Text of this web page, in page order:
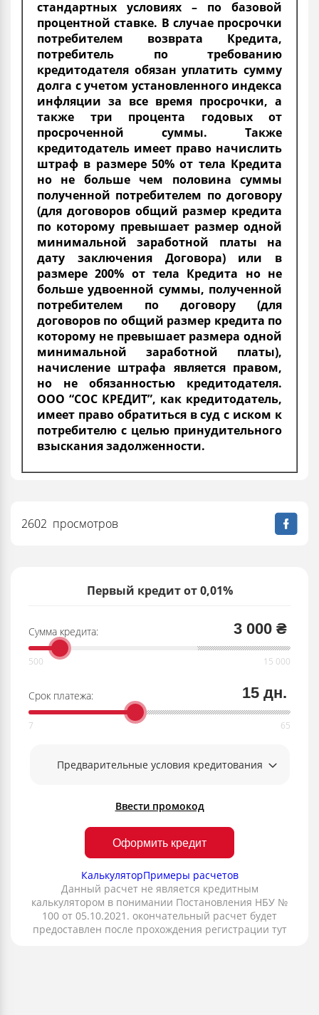
Первый кредит от 0,01%
Сумма кредита: 3 000 ₴
Срок платежа: 15 дн.
Предварительные условия кредитования
Ввести промокод
Оформить кредит
КалькуляторПримеры расчетов
Данный расчет не является кредитным
калькулятором в понимании Постановления НБУ №
100 от 05.10.2021. окончательный расчет будет
предоставлен после прохождения регистрации тут
стандартных условиях – по базовой
процентной ставке. В случае просрочки
потребителем возврата Кредита,
потребитель по требованию
кредитодателя обязан уплатить сумму
долга с учетом установленного индекса
инфляции за все время просрочки, а
также три процента годовых от
просроченной суммы. Также
кредитодатель имеет право начислить
штраф в размере 50% от тела Кредита
но не больше чем половина суммы
полученной потребителем по договору
(для договоров общий размер кредита
по которому превышает размер одной
минимальной заработной платы на
дату заключения Договора) или в
размере 200% от тела Кредита но не
больше удвоенной суммы, полученной
потребителем по договору (для
договоров по общий размер кредита по
которому не превышает размера одной
минимальной заработной платы),
начисление штрафа является правом,
но не обязанностью кредитодателя.
ООО “СОС КРЕДИТ”, как кредитодатель,
имеет право обратиться в суд с иском к
потребителю с целью принудительного
взыскания задолженности.
2602 просмотров